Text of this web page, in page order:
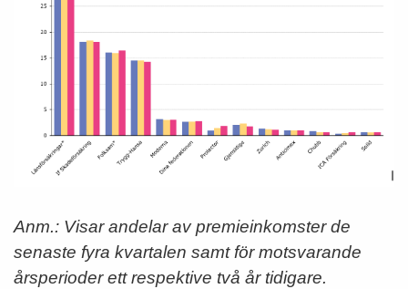
Anm.: Visar andelar av premieinkomster de
senaste fyra kvartalen samt för motsvarande
årsperioder ett respektive två år tidigare.